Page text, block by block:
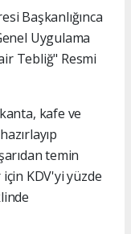
Başkanlığınca
Uygulama
Tebliğ" Resmi
kafe ve
temin
KDV'yi yüzde